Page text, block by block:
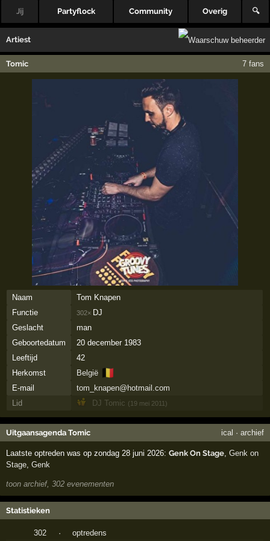
Jij Partyflock Community Overig 🔍
Artiest
Tomic 7 fans
Naam
Tom Knapen
Functie
302× DJ
Geslacht
man
Geboortedatum
20 december 1983
Leeftijd
42
Herkomst
België 🇧🇪
E-mail
tom_knapen@hotmail.com
Lid
DJ Tomic (19 mei 2011)
Uitgaansagenda Tomic ical · archief
Laatste optreden was op zondag 28 juni 2026:Genk On Stage ,Genk on
Stage ,Genk
toon archief, 302 evenementen
Statistieken
302 · optredens